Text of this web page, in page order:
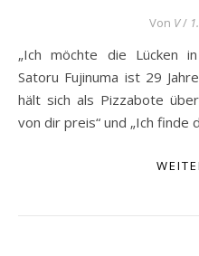
Von V/
„Ich möchte die Lücken in meinem Herzen schließen.“
Satoru Fujinuma ist 29
hält sich als Pizzabote
von dir preis“ und „Ich finde